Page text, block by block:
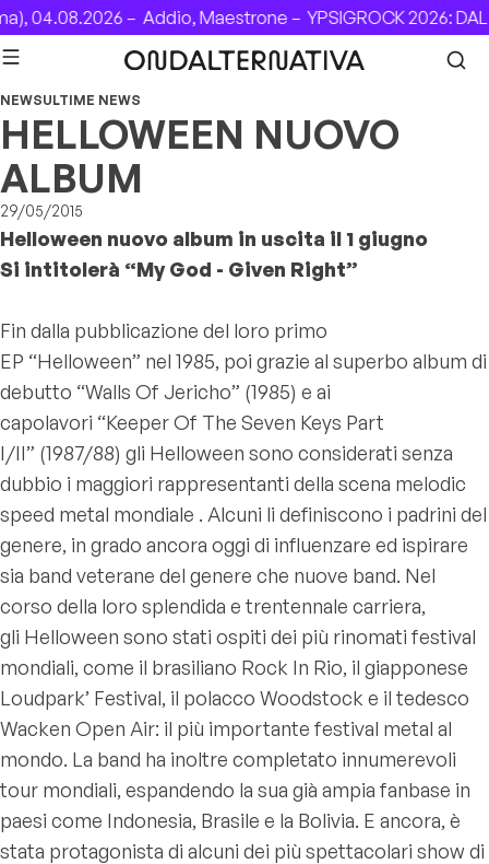
Skip to content
04.08.2026 – Addio, Maestrone – YPSIGROCK 2026: DAL
NEWSULTIME NEWS
HELLOWEEN NUOVO
ALBUM
29/05/2015
Helloween nuovo album in uscita il 1 giugno
Si intitolerà “My God - Given Right”
Fin dalla pubblicazione del loro primo
EP “Helloween” nel 1985, poi grazie al superbo album di
debutto “Walls Of Jericho” (1985) e ai
capolavori “Keeper Of The Seven Keys Part
I/II” (1987/88) gli Helloween sono considerati senza
dubbio i maggiori rappresentanti della scena melodic
speed metal mondiale . Alcuni li definiscono i padrini del
genere, in grado ancora oggi di influenzare ed ispirare
sia band veterane del genere che nuove band. Nel
corso della loro splendida e trentennale carriera,
gli Helloween sono stati ospiti dei più rinomati festival
mondiali, come il brasiliano Rock In Rio, il giapponese
Loudpark’ Festival, il polacco Woodstock e il tedesco
Wacken Open Air: il più importante festival metal al
mondo. La band ha inoltre completato innumerevoli
tour mondiali, espandendo la sua già ampia fanbase in
paesi come Indonesia, Brasile e la Bolivia. E ancora, è
stata protagonista di alcuni dei più spettacolari show di